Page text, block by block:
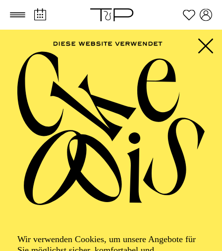
Zum Hauptinhalt springen Zum Footer springen
Wir verwenden Cookies, um unsere Angebote für
Spielstätten
der Theater und Philharmonie Essen